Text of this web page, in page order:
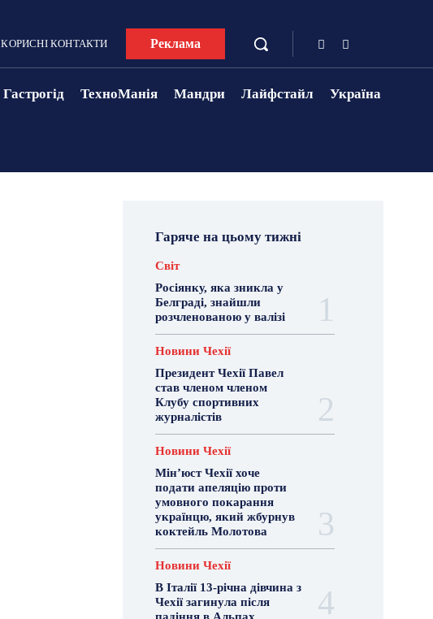
КОРИСНІ КОНТАКТИ Реклама
Гастрогід ТехноМанія Мандри Лайфстайл Україна
Гаряче на цьому тижні
Світ
Росіянку, яка зникла у
Белграді, знайшли
розчленованою у валізі
Новини Чехії
Президент Чехії Павел
став членом членом
Клубу спортивних
журналістів
Новини Чехії
Мін’юст Чехії хоче
подати апеляцію проти
умовного покарання
українцю, який жбурнув
коктейль Молотова
Новини Чехії
В Італії 13-річна дівчина з
Чехії загинула після